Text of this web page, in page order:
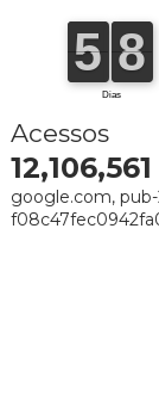
Acessos
12,106,561
google.com, pub-